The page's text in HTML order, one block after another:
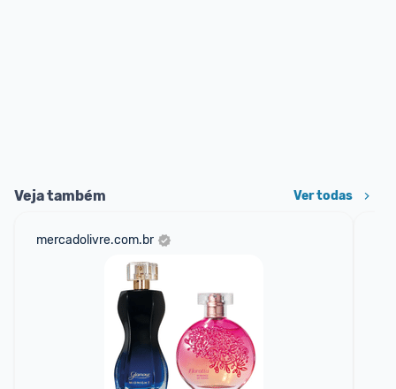
Veja também Ver todas
mercadolivre.com.br